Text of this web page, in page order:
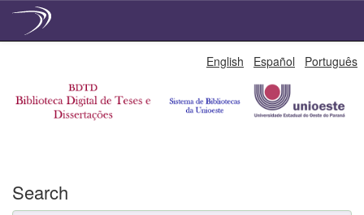
English Español Português
Search